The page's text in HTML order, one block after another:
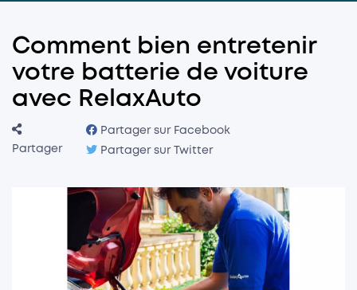
Comment bien entretenir
votre batterie de voiture
avec RelaxAuto
Partager
Partager sur Facebook
Partager sur Twitter